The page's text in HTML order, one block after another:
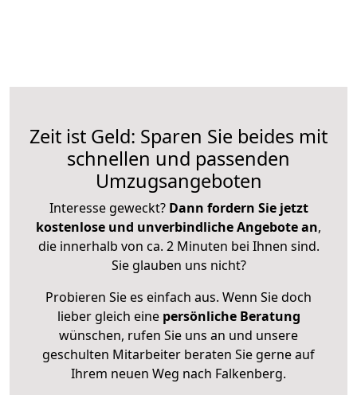
Zeit ist Geld: Sparen Sie beides mit
schnellen und passenden
Umzugsangeboten
Interesse geweckt? Dann fordern Sie jetzt
kostenlose und unverbindliche Angebote an,
die innerhalb von ca. 2 Minuten bei Ihnen sind.
Sie glauben uns nicht?
Probieren Sie es einfach aus. Wenn Sie doch
lieber gleich eine persönliche Beratung
wünschen, rufen Sie uns an und unsere
geschulten Mitarbeiter beraten Sie gerne auf
Ihrem neuen Weg nach Falkenberg.